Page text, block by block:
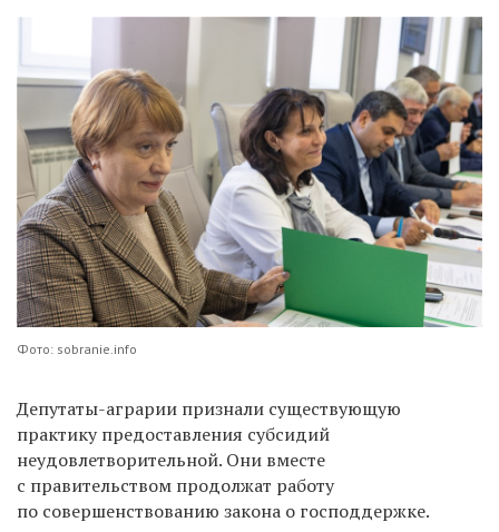
Фото: sobranie.info
Депутаты-аграрии признали существующую
практику предоставления субсидий
неудовлетворительной. Они вместе
с правительством продолжат работу
по совершенствованию закона о господдержке.